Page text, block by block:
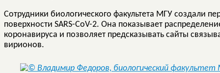
Сотрудники биологического факультета МГУ создали
поверхности SARS-CoV-2. Она показывает
коронавируса и позволяет предсказывать сайты
вирионов.